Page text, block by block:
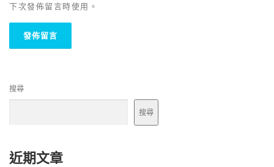
下次發佈留言時使用。
搜尋
搜尋
近期文章